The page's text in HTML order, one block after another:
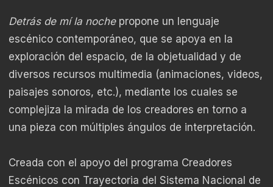
Detrás de mí la nochepropone un lenguaje
escénico contemporáneo, que se apoya en la
exploración del espacio, de la objetualidad y de
diversos recursos multimedia (animaciones, videos,
paisajes sonoros, etc.), mediante los cuales se
complejiza la mirada de los creadores en torno a
una pieza con múltiples ángulos de interpretación.
Creada con el apoyo del programa Creadores
Escénicos con Trayectoria del Sistema Nacional de